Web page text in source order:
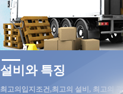
설비와 특징
최고의입지조건,최고의 설비, 최고의